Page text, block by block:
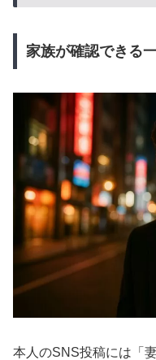
家族が確認できる
本人のSNS投稿には「